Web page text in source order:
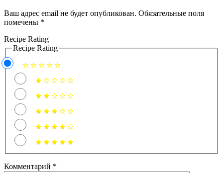
Ваш адрес email не будет опубликован. Обязательные поля
помечены *
Recipe Rating
Recipe Rating
Комментарий *